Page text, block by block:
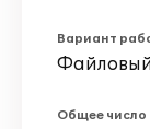
Вариант
Файловый
Общее число